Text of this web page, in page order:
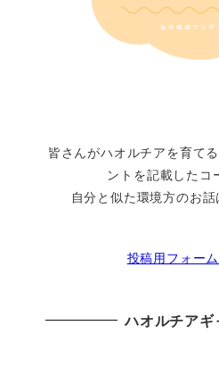
皆さんがハオルチアを育て
ントを記載したコ
自分と似た環境方のお
投稿用フォー
ハオルチアギ